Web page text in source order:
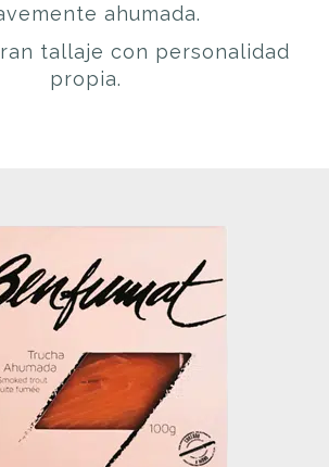
ahumada.
tallaje con personalidad
propia.